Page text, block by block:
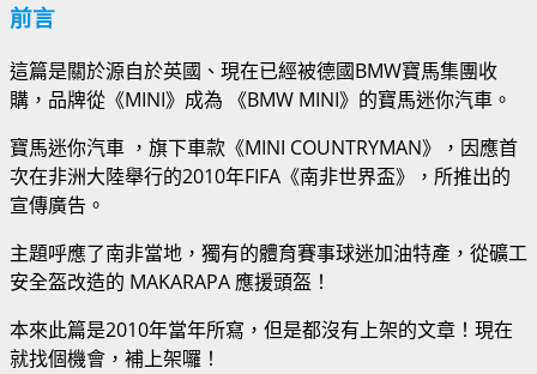
前言
這篇是關於源自於英國、現在已經被德國BMW寶馬集團收
購，品牌從《MINI》成為 《BMW MINI》的寶馬迷你汽車。
寶馬迷你汽車 ，旗下車款《MINI COUNTRYMAN》，因應首
次在非洲大陸舉行的2010年FIFA《南非世界盃》，所推出的
宣傳廣告。
主題呼應了南非當地，獨有的體育賽事球迷加油特產，從礦工
安全盔改造的 MAKARAPA 應援頭盔！
本來此篇是2010年當年所寫，但是都沒有上架的文章！現在
就找個機會，補上架囉！